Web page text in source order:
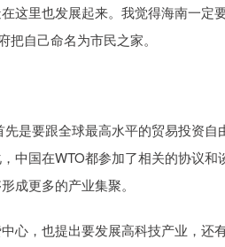
这里也发展起来。我觉得海南一定
自己命名为市民之家。
是要跟全球最高水平的贸易投资自
中国在WTO都参加了相关的协议和
成更多的产业集聚。
心，也提出要发展高科技产业，还